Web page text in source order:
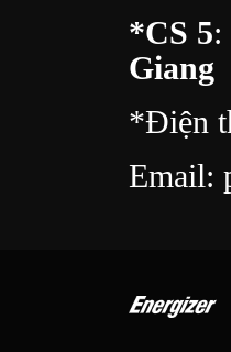
*CS 5:
Giang
*Điện
Email: